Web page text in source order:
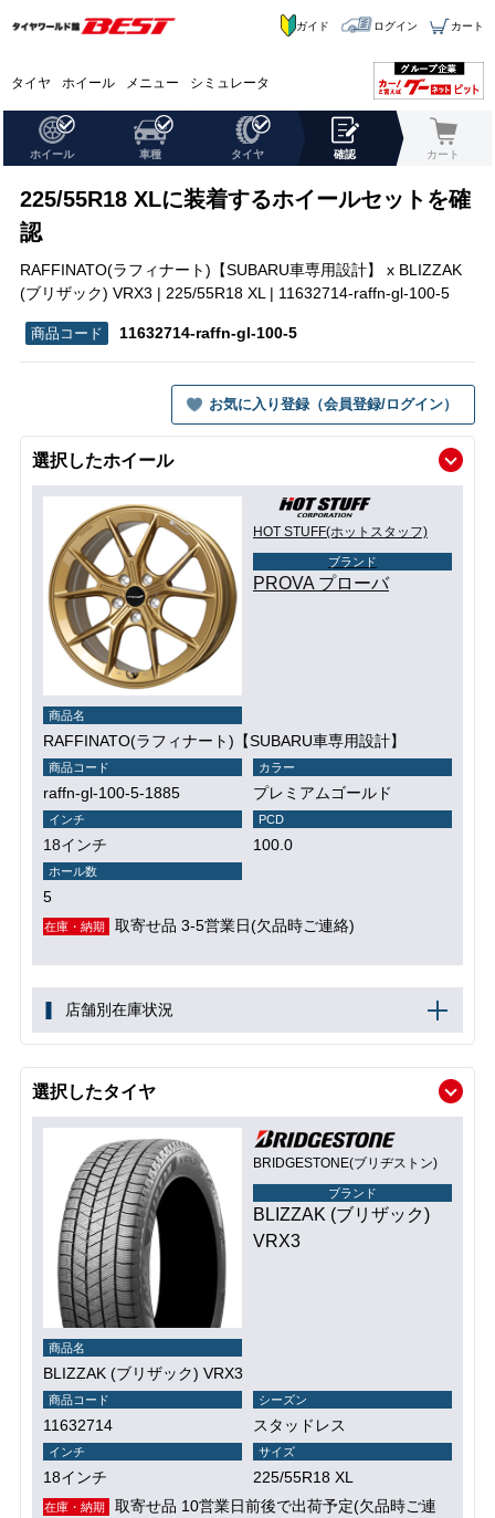
タイヤ ホイール メニュー シミュレータ
ガイド ログイン カート
ホイール 車種 タイヤ 確認 カート
225/55R18 XLに装着するホイールセットを確
認
RAFFINATO(ラフィナート)【SUBARU車専用設計】 x BLIZZAK
(ブリザック) VRX3 | 225/55R18 XL | 11632714-raffn-gl-100-5
11632714-raffn-gl-100-5
お気に入り登録（会員登録/ログイン）
選択したホイール
HOT STUFF(ホットスタッフ)
ブランド
PROVA プローバ
商品名
RAFFINATO(ラフィナート)【SUBARU車専用設計】
商品コード
raffn-gl-100-5-1885
カラー
プレミアムゴールド
インチ
18インチ
PCD
100.0
ホール数
5
在庫・納期 取寄せ品 3-5営業日(欠品時ご連絡)
店舗別在庫状況
選択したタイヤ
BRIDGESTONE(ブリヂストン)
ブランド
BLIZZAK (ブリザック)
VRX3
商品名
BLIZZAK (ブリザック) VRX3
商品コード
11632714
シーズン
スタッドレス
インチ
18インチ
サイズ
225/55R18 XL
在庫・納期
取寄せ品 10営業日前後で出荷予定(欠品時ご連